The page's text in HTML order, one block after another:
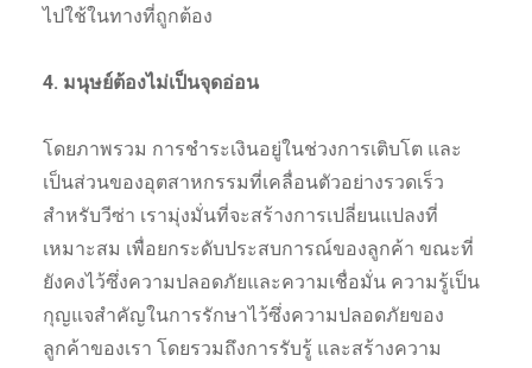
ไปใช้ในทางที่ถูกต้อง
4. มนุษย์ต้องไม่เป็นจุดอ่อน
โดยภาพรวม การชำระเงินอยู่ในช่วงการเติบโต และ
เป็นส่วนของอุตสาหกรรมที่เคลื่อนตัวอย่างรวดเร็ว
สำหรับวีซ่า เรามุ่งมั่นที่จะสร้างการเปลี่ยนแปลงที่
เหมาะสม เพื่อยกระดับประสบการณ์ของลูกค้า ขณะที่
ยังคงไว้ซึ่งความปลอดภัยและความเชื่อมั่น ความรู้เป็น
กุญแจสำคัญในการรักษาไว้ซึ่งความปลอดภัยของ
ลูกค้าของเรา โดยรวมถึงการรับรู้ และสร้างความ